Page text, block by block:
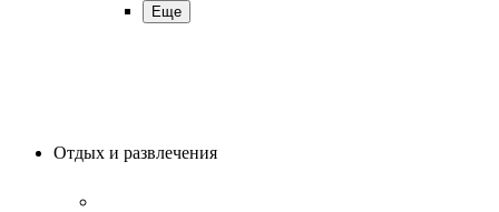
Еще
Отдых и развлечения